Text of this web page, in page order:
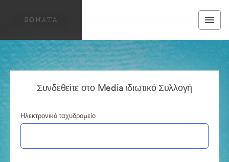
Συνδεθείτε στο Media ιδιωτικό Συλλογή
Ηλεκτρονικό ταχυδρομείο